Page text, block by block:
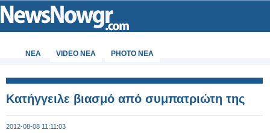
ΝΕΑ VIDEO NEA PHOTO NEA
Κατήγγειλε βιασμό από συμπατριώτη της
2012-08-08 11:11:03